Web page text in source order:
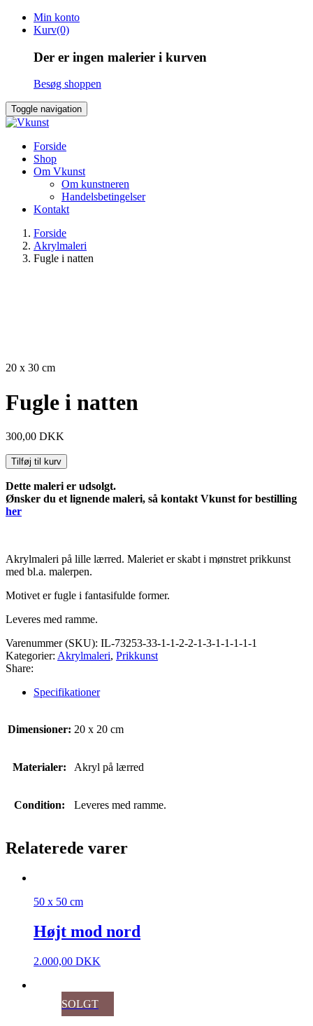
Skip
Min konto
Kurv(0)
Der er ingen malerier i kurven
Besøg shoppen
Toggle navigation
Forside
Shop
Om Vkunst
Om kunstneren
Handelsbetingelser
Kontakt
Forside
Akrylmaleri
Fugle i natten
20 x 30 cm
Fugle i natten
300,00 DKK
Tilføj til kurv
Dette maleri er udsolgt.
Ønsker du et lignende maleri, så kontakt Vkunst for bestilling
her
Akrylmaleri på lille lærred. Maleriet er skabt i mønstret prikkunst
med bl.a. malerpen.
Motivet er fugle i fantasifulde former.
Leveres med ramme.
Varenummer (SKU): IL-73253-33-1-1-2-2-1-3-1-1-1-1-1
Kategorier: Akrylmaleri, Prikkunst
Share:
Specifikationer
Dimensioner: 20 x 20 cm
Materialer: Akryl på lærred
Condition: Leveres med ramme.
Relaterede varer
50 x 50 cm
Højt mod nord
2.000,00 DKK
SOLGT